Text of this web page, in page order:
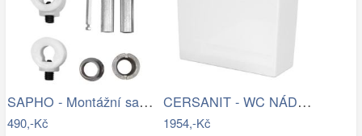
SAPHO - Montážní sada pro závěsné WC…
490,-Kč
CERSANIT - WC NÁDRŽKA CREA 010 3/5 BOX…
1954,-Kč